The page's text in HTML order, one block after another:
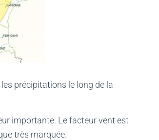
précipitations le long de la
importante. Le facteur vent est
très marquée.